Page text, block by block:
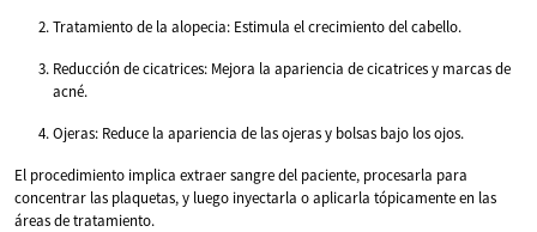
Tratamiento de la alopecia: Estimula el crecimiento del cabello.
Reducción de cicatrices: Mejora la apariencia de cicatrices y marcas de
acné.
Ojeras: Reduce la apariencia de las ojeras y bolsas bajo los ojos.
El procedimiento implica extraer sangre del paciente, procesarla para
concentrar las plaquetas, y luego inyectarla o aplicarla tópicamente en las
áreas de tratamiento.